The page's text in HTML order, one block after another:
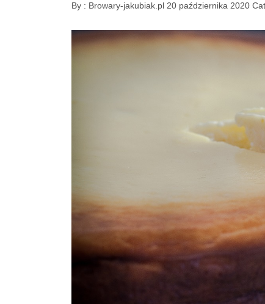
By : Browary-jakubiak.pl 20 października 2020